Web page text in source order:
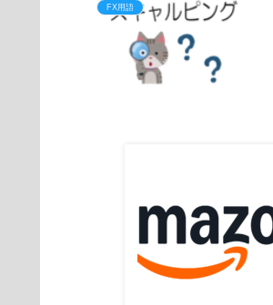
FX用語